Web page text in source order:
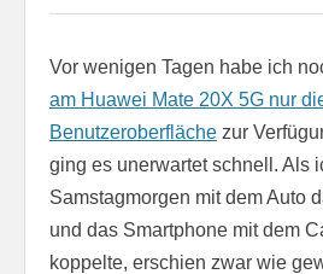
Vor wenigen Tagen habe ich
am Huawei Mate 20X 5G nur
Benutzeroberfläche zur
ging es unerwartet schnell. Als
Samstagmorgen mit dem Auto
und das Smartphone mit dem
koppelte, erschien zwar wie